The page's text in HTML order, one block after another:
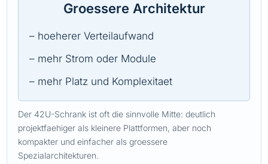
Groessere Architektur
– hoeherer Verteilaufwand
– mehr Strom oder Module
– mehr Platz und Komplexitaet
Der 42U-Schrank ist oft die sinnvolle Mitte: deutlich
projektfaehiger als kleinere Plattformen, aber noch
kompakter und einfacher als groessere
Spezialarchitekturen.